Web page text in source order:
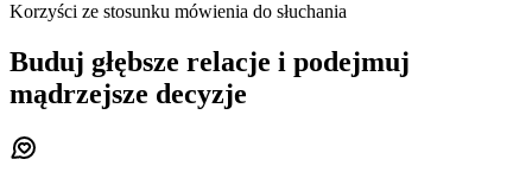
Korzyści ze stosunku mówienia do słuchania
Buduj głębsze relacje i podejmuj
mądrzejsze decyzje